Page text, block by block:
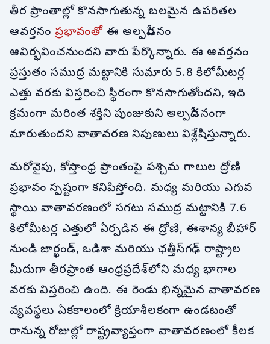
తీర ప్రాంతాల్లో కొనసాగుతున్న బలమైన ఉపరితల
ఆవర్తనం ప్రభావంతోఈ అల్పపీడనం
ఆవిర్భవించనుందని వారు పేర్కొన్నారు. ఈ ఆవర్తనం
ప్రస్తుతం సముద్ర మట్టానికి సుమారు 5.8 కిలోమీటర్ల
ఎత్తు వరకు విస్తరించి స్థిరంగా కొనసాగుతోందని, ఇది
క్రమంగా మరింత శక్తిని పుంజుకుని అల్పపీడనంగా
మారుతుందని వాతావరణ నిపుణులు విశ్లేషిస్తున్నారు.
మరోవైపు, కోస్తాంధ్ర ప్రాంతంపై పశ్చిమ గాలుల ద్రోణి
ప్రభావం స్పష్టంగా కనిపిస్తోంది. మధ్య మరియు ఎగువ
స్థాయి వాతావరణంలో సగటు సముద్ర మట్టానికి 7.6
కిలోమీటర్ల ఎత్తులో ఏర్పడిన ఈ ద్రోణి, ఈశాన్య బీహార్
నుండి జార్ఖండ్, ఒడిశా మరియు ఛత్తీస్‌గఢ్ రాష్ట్రాల
మీదుగా తీరప్రాంత ఆంధ్రప్రదేశ్‌లోని మధ్య భాగాల
వరకు విస్తరించి ఉంది. ఈ రెండు భిన్నమైన వాతావరణ
వ్యవస్థలు ఏకకాలంలో క్రియాశీలకంగా ఉండటంతో
రానున్న రోజుల్లో రాష్ట్రవ్యాప్తంగా వాతావరణంలో కీలక